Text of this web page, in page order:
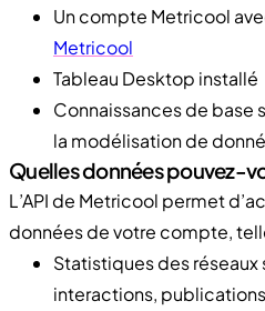
Un compte Metricool
Metricool
Tableau Desktop installé
Connaissances de base
la modélisation de
Quelles données pouvez-
L’API de Metricool permet
données de votre compte,
Statistiques des réseaux
interactions,